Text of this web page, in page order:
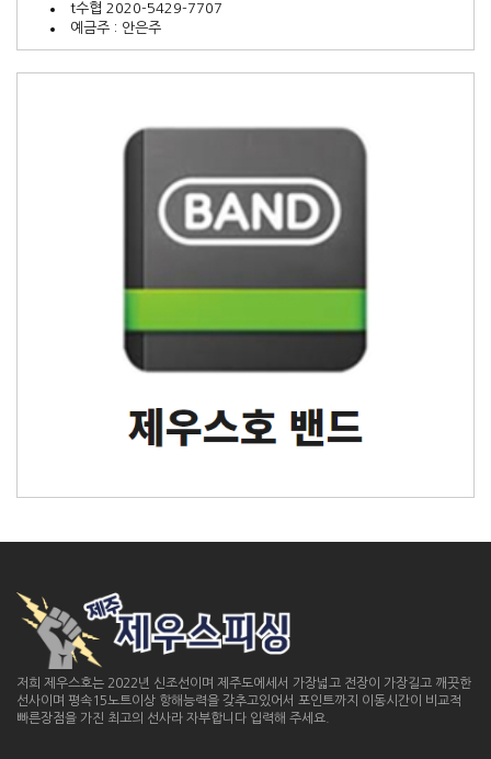
t수협 2020-5429-7707
예금주 : 안은주
저희 제우스호는 2022년 신조선이며 제주도에세서 가장넓고 전장이 가장길고 깨끗한
선사이며 평속15노트이상 항해능력을 갖추고있어서 포인트까지 이동시간이 비교적
빠른장점을 가진 최고의 선사라 자부합니다 입력해 주세요.